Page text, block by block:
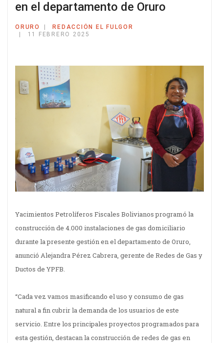
en el departamento de Oruro
ORURO
REDACCIÓN EL FULGOR
11 FEBRERO 2025
Yacimientos Petrolíferos Fiscales Bolivianos programó la
construcción de 4.000 instalaciones de gas domiciliario
durante la presente gestión en el departamento de Oruro,
anunció Alejandra Pérez Cabrera, gerente de Redes de Gas y
Ductos de YPFB.
“Cada vez vamos masificando el uso y consumo de gas
natural a fin cubrir la demanda de los usuarios de este
servicio. Entre los principales proyectos programados para
esta gestión, destacan la construcción de redes de gas en